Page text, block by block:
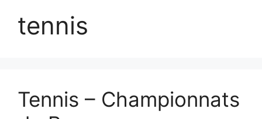
tennis
Tennis – Championnats